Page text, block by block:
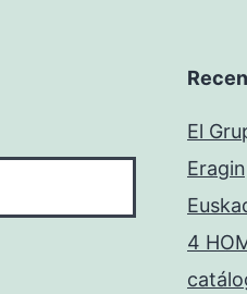
El
4